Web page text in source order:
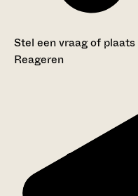
Stel een vraag of
Reageren